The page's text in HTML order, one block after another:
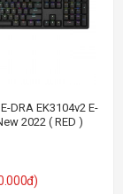
DRA EK3104v2 E-
2022 ( RED )